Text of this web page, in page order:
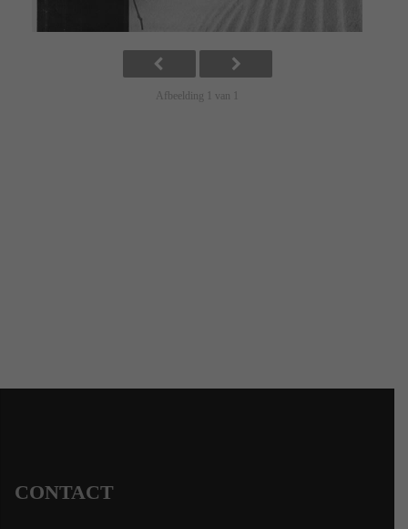
Afbeelding 1 van 1
CONTACT